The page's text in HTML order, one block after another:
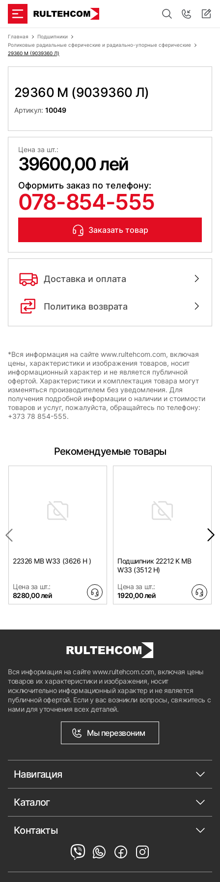
Главная
Подшипники
Роликовые радиальные сферические и радиально-упорные сферические
29360 M (9039360 Л)
29360 M (9039360 Л)
Артикул: 10049
Цена за шт.:
39600,00 лей
Оформить заказ по телефону:
078-854-555
Заказать товар
Доставка и оплата
Политика возврата
*Вся информация на сайте www.rultehcom.com, включая
цены, характеристики и изображения товаров, носит
информационный характер и не является публичной
офертой. Характеристики и комплектация товара могут
изменяться производителем без уведомления. Для
получения подробной информации о наличии и стоимости
товаров и услуг, пожалуйста, обращайтесь по телефону:
+373 78 854-555.
Рекомендуемые товары
22326 MB W33 (3626 H )
Цена за шт.:
8280,00 лей
Подшипник 22212 K MB
W33 (3512 H)
Цена за шт.:
1920,00 лей
Вся информация на сайте www.rultehcom.com, включая цены
товаров их характеристики и изображения, носит
исключительно информационный характер и не является
публичной офертой. Если у вас возникли вопросы, свяжитесь с
нами для уточнения всех деталей.
Мы перезвоним
Навигация
Каталог
Контакты